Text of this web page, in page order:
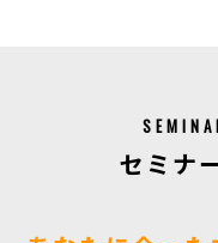
セミナ